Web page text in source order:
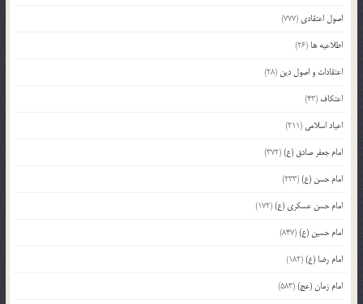
اصول اعتقادی (777)
اطلاعیه ها (26)
اعتقادات و اصول دین (28)
اعتکاف (43)
اعیاد اسلامی (211)
امام جعفر صادق (ع)(372)
امام حسن (ع)(233)
امام حسن عسکری (ع)(172)
امام حسین (ع)(847)
امام رضا (ع)(182)
امام زمان (عج)(583)